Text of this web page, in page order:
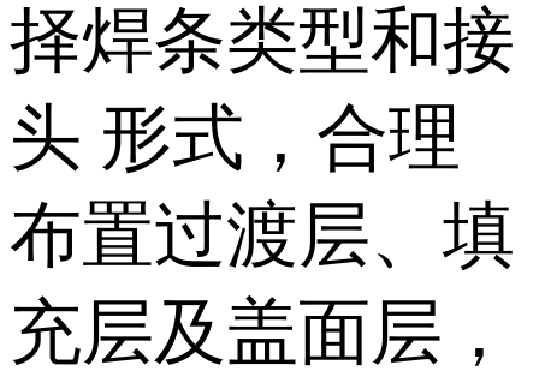
择焊条类型和接
头 形式，合理
布置过渡层、填
充层及盖面层，